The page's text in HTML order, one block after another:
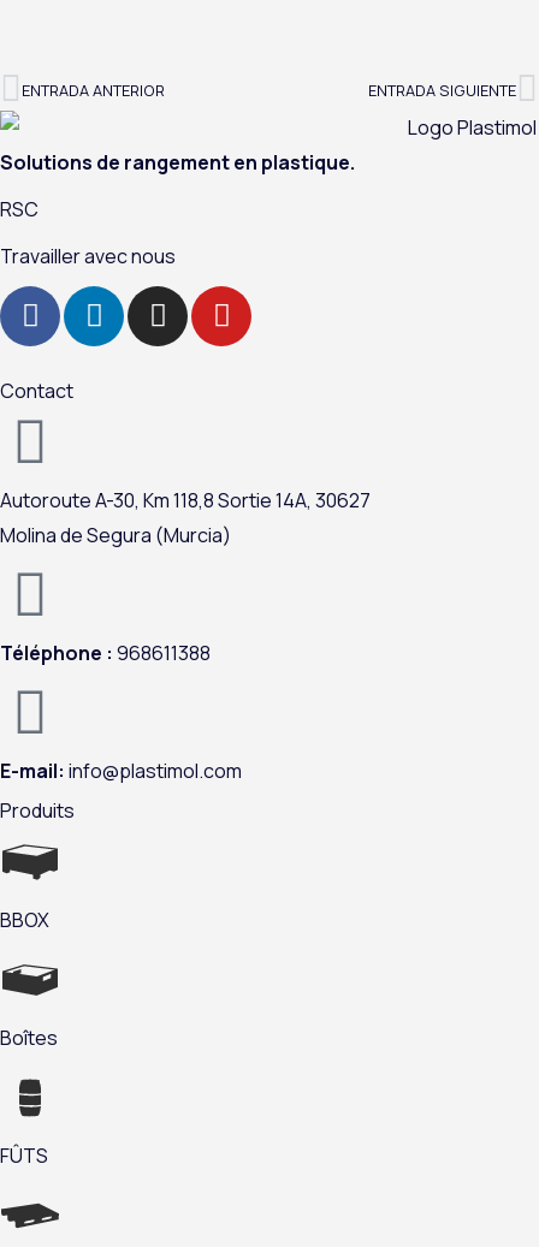
Précédent
ENTRADA ANTERIOR ENTRADA SIGUIENTE
Solutions de rangement en plastique.
RSC
Travailler avec nous
F
a
c
e
b
o
k
L
i
n
n
I
n
s
a
m
Y
o
u
Contact
Autoroute A-30, Km 118,8Sortie 14A, 30627
Molina de Segura (Murcia)
Téléphone : 968611388
E-mail: info@plastimol.com
Produits
BBOX
Boîtes
FÛTS